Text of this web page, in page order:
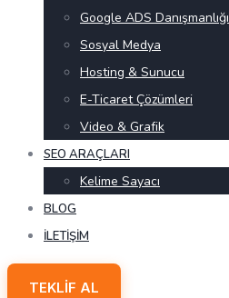
Google ADS Danışmanlığı
Sosyal Medya
Hosting & Sunucu
E-Ticaret Çözümleri
Video & Grafik
SEO ARAÇLARI
Kelime Sayacı
BLOG
İLETIŞIM
TEKLIF AL